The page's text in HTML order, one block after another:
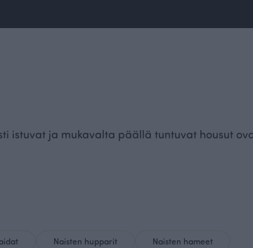
istuvat ja mukavalta päällä tuntuvat housut
Naisten hupparit Naisten hameet